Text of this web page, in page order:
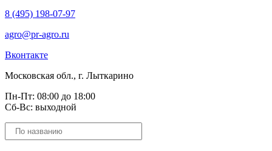
8 (495) 198-07-97
agro@pr-agro.ru
Вконтакте
Московская обл., г. Лыткарино
Пн-Пт: 08:00 до 18:00
Сб-Вс: выходной
Поиск
товаров